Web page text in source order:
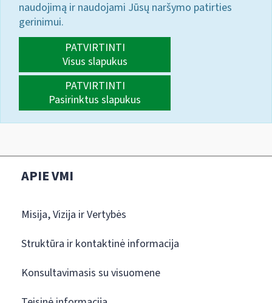
naudojimą ir naudojami Jūsų naršymo patirties
gerinimui.
PATVIRTINTI
Visus slapukus
PATVIRTINTI
Pasirinktus slapukus
APIE VMI
Misija, Vizija ir Vertybės
Struktūra ir kontaktinė informacija
Konsultavimasis su visuomene